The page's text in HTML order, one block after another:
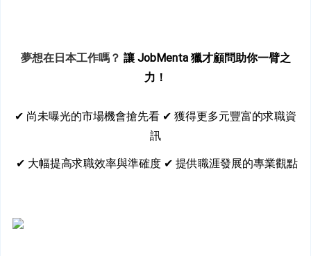
夢想在日本工作嗎？ 讓 JobMenta 獵才顧問助你一臂之
力！
✔︎ 尚未曝光的市場機會搶先看 ✔︎ 獲得更多元豐富的求職資
訊
✔︎ 大幅提高求職效率與準確度 ✔︎ 提供職涯發展的專業觀點